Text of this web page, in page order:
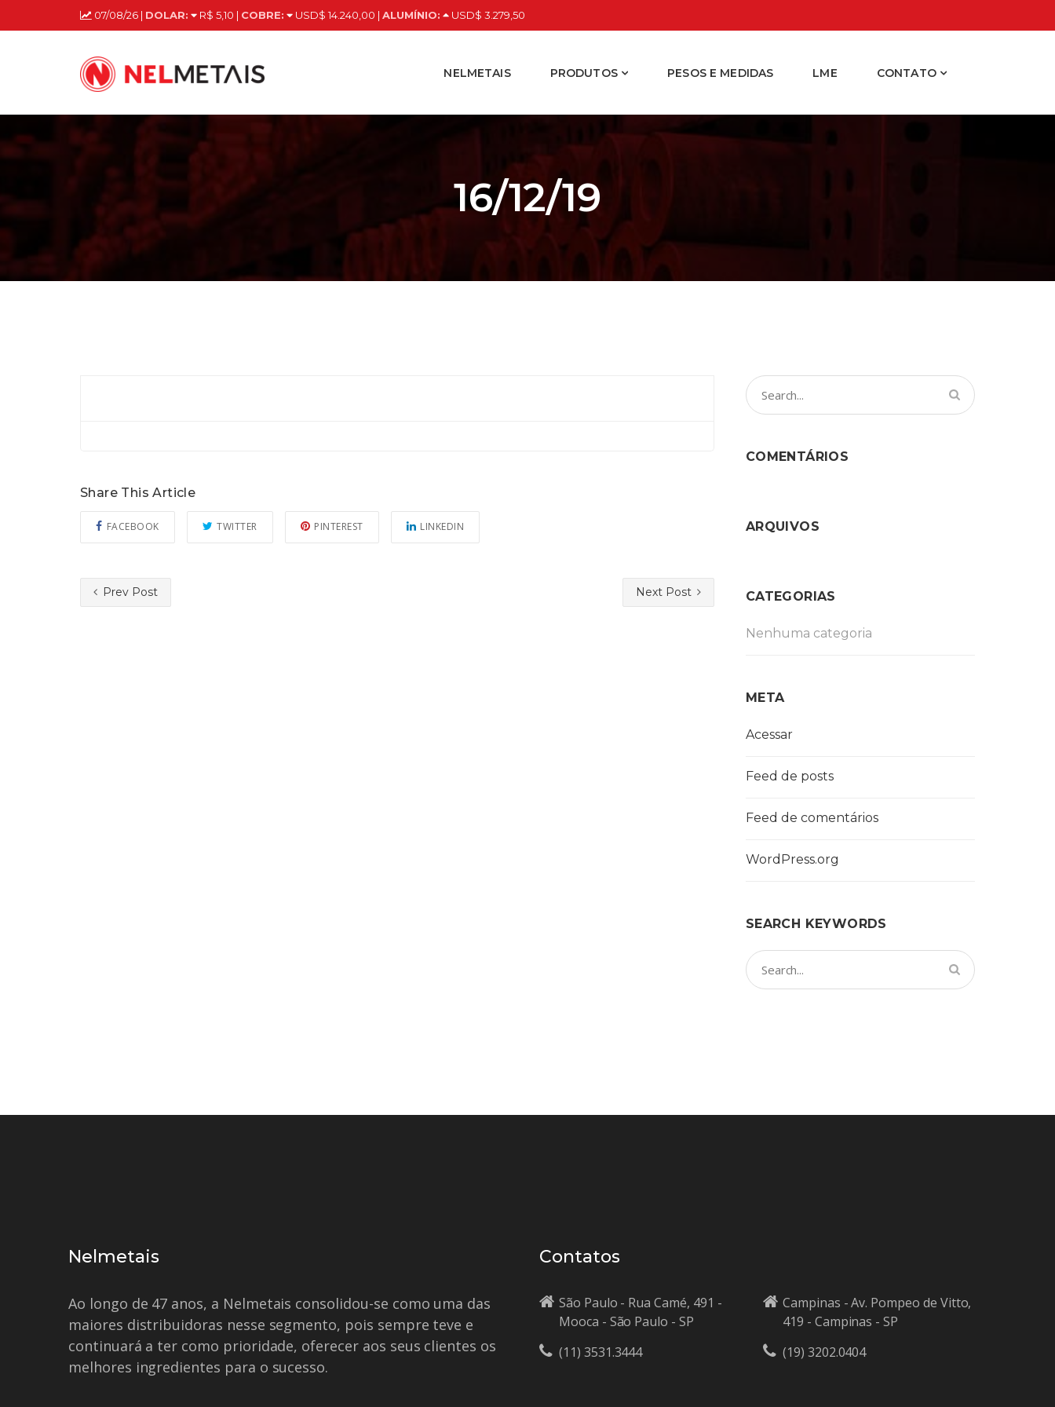
07/08/26 | DOLAR: R$ 5,10 | COBRE: USD$ 14.240,00 | ALUMÍNIO: USD$ 3.279,50
NELMETAIS PRODUTOS PESOS E MEDIDAS LME CONTATO
16/12/19
Share This Article
FACEBOOK TWITTER PINTEREST LINKEDIN
Prev Post Next Post
COMENTÁRIOS
ARQUIVOS
CATEGORIAS
Nenhuma categoria
META
Acessar
Feed de posts
Feed de comentários
WordPress.org
SEARCH KEYWORDS
Nelmetais
Ao longo de 47 anos, a Nelmetais consolidou-se como uma das
maiores distribuidoras nesse segmento, pois sempre teve e
continuará a ter como prioridade, oferecer aos seus clientes os
melhores ingredientes para o sucesso.
Contatos
São Paulo - Rua Camé, 491 -
Mooca - São Paulo - SP
(11) 3531.3444
Campinas - Av. Pompeo de Vitto,
419 - Campinas - SP
(19) 3202.0404